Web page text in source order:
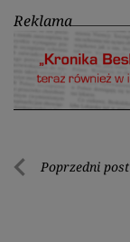
Reklama
Nawigacja
Poprzedni post